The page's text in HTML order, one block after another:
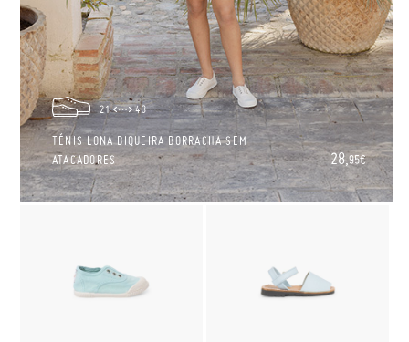
21 43
TÉNIS LONA BIQUEIRA BORRACHA SEM
ATACADORES
28,95€